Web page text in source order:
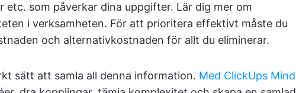
etc. som påverkar dina uppgifter. Lär dig mer om
i verksamheten. För att prioritera effektivt måste du
och alternativkostnaden för allt du eliminerar.
sätt att samla all denna information. Med ClickUps Mind